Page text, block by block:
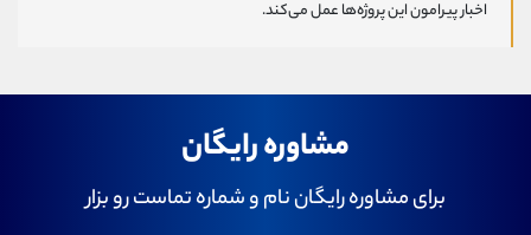
اخبار پیرامون این پروژه‌‌ها عمل می‌کند.
مشاوره رایگان
برای مشاوره رایگان نام و شماره تماست رو بزار